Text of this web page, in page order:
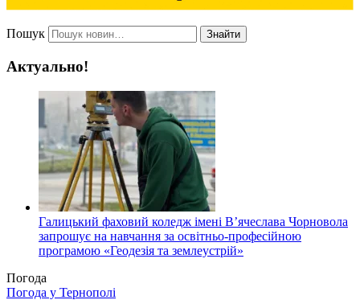
Пошук Знайти
Актуально!
Галицький фаховий коледж імені В’ячеслава Чорновола
запрошує на навчання за освітньо-професійною
програмою «Геодезія та землеустрій»
Погода
Погода у Тернополі